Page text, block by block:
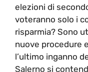
elezioni di
voteranno solo i
risparmia? Sono
nuove procedure
l’ultimo inganno
Salerno si